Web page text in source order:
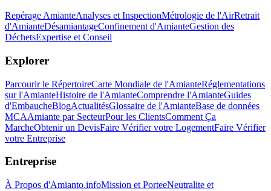
Repérage AmianteAnalyses et InspectionMétrologie de l'AirRetrait
d'AmianteDésamiantageConfinement d'AmianteGestion des
DéchetsExpertise et Conseil
Explorer
Parcourir le RépertoireCarte Mondiale de l'AmianteRéglementations
sur l'AmianteHistoire de l'AmianteComprendre l'AmianteGuides
d'EmbaucheBlogActualitésGlossaire de l'AmianteBase de données
MCAAmiante par SecteurPour les ClientsComment Ça
MarcheObtenir un DevisFaire Vérifier votre LogementFaire Vérifier
votre Entreprise
Entreprise
À Propos d'Amianto.infoMission et PorteeNeutralite et